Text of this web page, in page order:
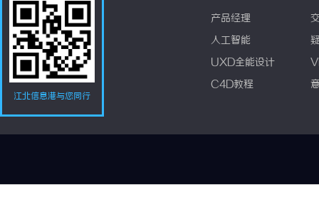
江北信息港与您同行
产品经理
人工智能
UXD全能设计
C4D教程